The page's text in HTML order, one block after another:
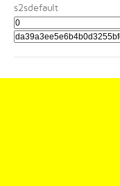
s2sdefault